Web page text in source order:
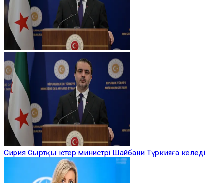
Сирия Сыртқы істер министрі Шайбани Түркияға келеді